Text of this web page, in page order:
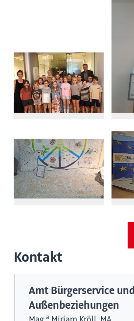
Kontakt
Amt Bürgerservice und
Außenbeziehungen
a